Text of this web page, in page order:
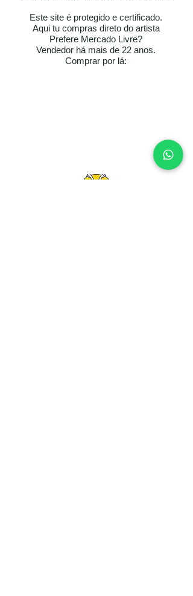
Este site é protegido e certificado.
Aqui tu compras direto do artista
Prefere Mercado Livre?
Vendedor há mais de 22 anos.
​​Comprar por lá: